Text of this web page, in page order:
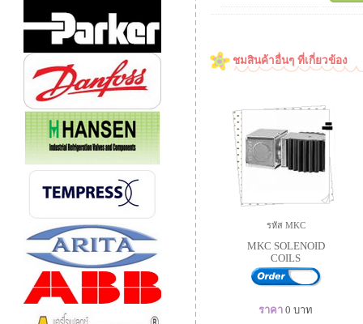
ชมสินค้าอื่นๆ ที่เกี่ยวข้อง
รหัส MKC
MKC SOLENOID
COILS
ราคา 0 บาท